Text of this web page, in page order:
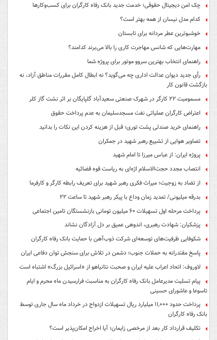
چک امن دیجیتال حقوقی؛ خدمت جدید بانک رفاه کارگران برای کسب‌وکارها
کدام مدل نیسان از همه بهتر است؟
خوشبوترین عطر مردانه برای تابستان
مهارت‌هایی که شانس مهاجرت کاری را بالا می‌برند کدامند؟
راهنمای انتخاب بهترین سروو موتور برای پروژه شما
رأی جدید دیوان عدالت اداری چه می‌گوید؟ نه ابطال کامل مقررات مناطق آزاد، نه
بازگشت قانون کار
مسمومیت ۲۲ کارگر در شهرک صنعتی سعیدآباد گلپایگان بر اثر نشت گاز کلر
اعتراض کارگران عملیاتی نفت مسجدسلیمان به عدم پرداخت حقوق
راهنمای خرید صندلی پشت توری؛ قبل از هزینه کردن این نکات را بدانید
تصاویر هوایی از تشییع رهبر شهید در جمکران
پروژه ایران: از عباس میرزا تا امام شهید
انتصاب مجدد حجت‌الاسلام اژه‌ای به ریاست قوه‌ قضائیه
از تضاد به زوجیت؛ میراث فکری رهبر شهید برای تعریف رابطه کارگر و کارفرما
بدرقه میلیونی/ تمدید زمان وداع با پیکر رهبر شهید تا ساعت ۲۲
پرداخت مرحله اول تسهیلات ۶۰ میلیون تومانی بازنشستگان تامین اجتماعی
پزشکیان: شهادت رهبری، اندوهی عمیق بر دل آزادگان نشاند
شکوفایی ظرفیت‌های توسعه‌ای شرکت ذوب‌آهن با حمایت‌ بانک رفاه کارگران
پاسخ مقتدرانه به حملات جنوب؛ دشمن در تلاش برای سنجش توان دفاعی ایران
لاوروف: اتحاد اعراب علیه ایران و صحبت نتانیاهو از «اسرائیل بزرگ» اشتباه است
پیام تسلیت مدیرعامل بانک رفاه کارگران به مناسبت فرارسیدن ماه محرم و ایام
تاسوعا و عاشورای حسینی
پرداخت حدود ۱۱,۰۰۰ میلیارد ریال تسهیلات ازدواج در خرداد ماه سال جاری توسط
بانک رفاه کارگران
تکلیف قرارداد کار بعد از مرخصی زایمان؛ آیا اخراج امکان‌پذیر است؟